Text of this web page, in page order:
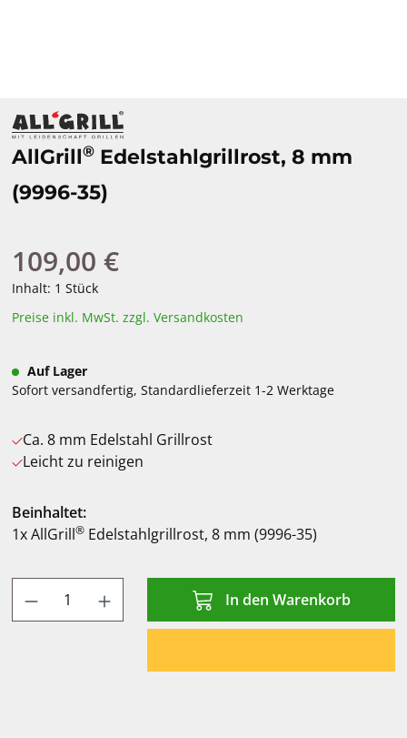
AllGrill® Edelstahlgrillrost, 8 mm
(9996-35)
Regulärer Preis:
109,00 €
Inhalt: 1 Stück
Preise inkl. MwSt. zzgl. Versandkosten
Auf Lager
Sofort versandfertig, Standardlieferzeit 1-2 Werktage
Ca. 8 mm Edelstahl Grillrost
Leicht zu reinigen
Beinhaltet:
1x AllGrill® Edelstahlgrillrost, 8 mm (9996-35)
Produkt Anzahl: Gib den gewünschten
In den Warenkorb